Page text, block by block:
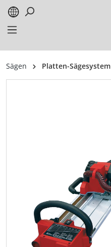
springen
Sägen Platten-Sägesystem